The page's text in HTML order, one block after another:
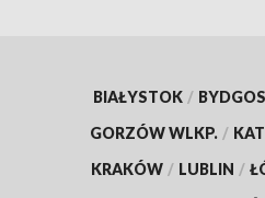
BIAŁYSTOK /
GORZÓW WLKP. /
KRAKÓW / LUBLIN /